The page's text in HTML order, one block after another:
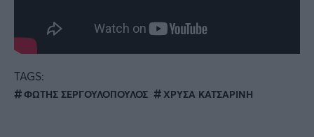
TAGS:
ΦΩΤΗΣ ΣΕΡΓΟΥΛΟΠΟΥΛΟΣ ΧΡΥΣΑ ΚΑΤΣΑΡΙΝΗ